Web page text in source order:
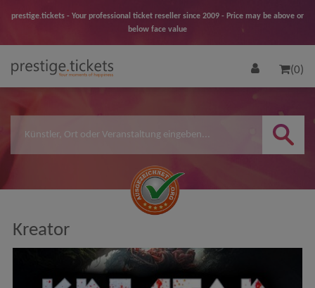
prestige.tickets - Your professional ticket reseller since 2009 - Price may be above or
below face value
(0)
Kreator